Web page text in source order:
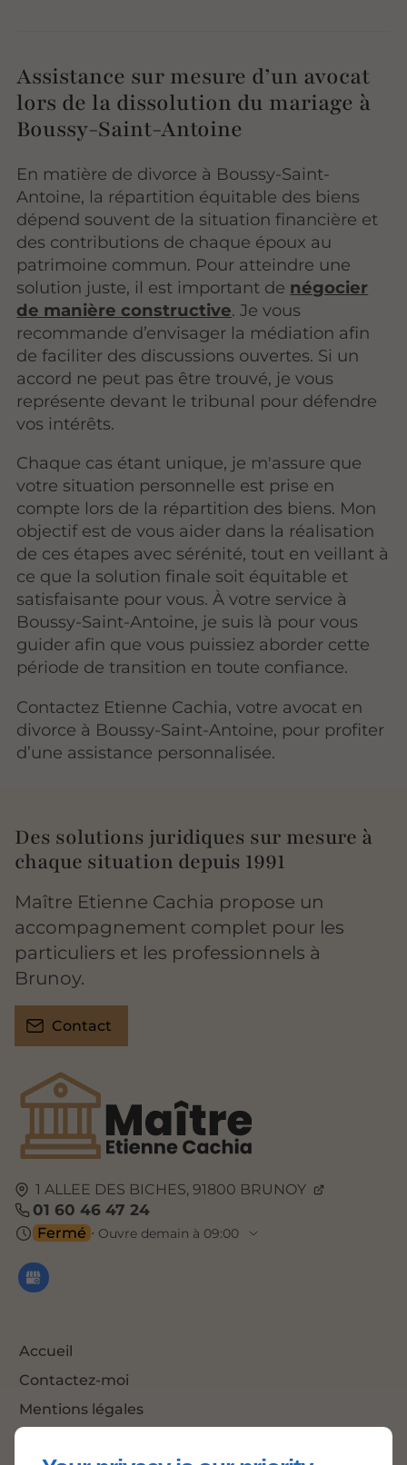
Assistance sur mesure d’un avocat
lors de la dissolution du mariage à
Boussy-Saint-Antoine
En matière de divorce à Boussy-Saint-
Antoine, la répartition équitable des biens
dépend souvent de la situation financière et
des contributions de chaque époux au
patrimoine commun. Pour atteindre une
solution juste, il est important de négocier
de manière constructive. Je vous
recommande d’envisager la médiation afin
de faciliter des discussions ouvertes. Si un
accord ne peut pas être trouvé, je vous
représente devant le tribunal pour défendre
vos intérêts.
Chaque cas étant unique, je m'assure que
votre situation personnelle est prise en
compte lors de la répartition des biens. Mon
objectif est de vous aider dans la réalisation
de ces étapes avec sérénité, tout en veillant à
ce que la solution finale soit équitable et
satisfaisante pour vous. À votre service à
Boussy-Saint-Antoine, je suis là pour vous
guider afin que vous puissiez aborder cette
période de transition en toute confiance.
Contactez Etienne Cachia, votre avocat en
divorce à Boussy-Saint-Antoine, pour profiter
d’une assistance personnalisée.
1 ALLEE DES BICHES,91800 BRUNOY
01 60 46 47 24
Fermé ⋅ Ouvre demain à 09:00
Accueil
Contactez-moi
Mentions légales
Des solutions juridiques sur mesure à
chaque situation depuis 1991
Maître Etienne Cachia propose un
accompagnement complet pour les
particuliers et les professionnels à
Brunoy.
Contact